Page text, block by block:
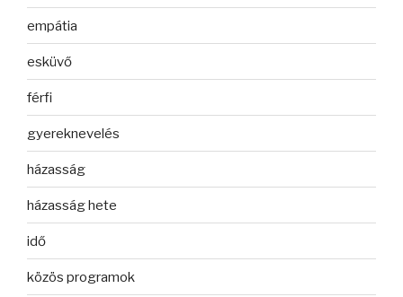
empátia
esküvő
férfi
gyereknevelés
házasság
házasság hete
idő
közös programok